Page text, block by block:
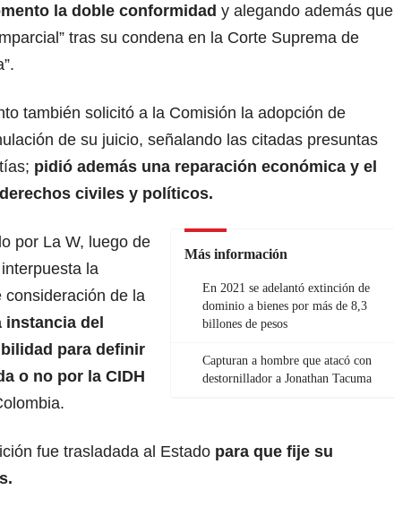
la doble conformidad y alegando además que
tras su condena en la Corte Suprema de
también solicitó a la Comisión la adopción de
de su juicio, señalando las citadas presuntas
pidió además una reparación económica y el
civiles y políticos.
Más información
En 2021 se adelantó extinción de
dominio a bienes por más de 8,3
billones de pesos
Capturan a hombre que atacó con
destornillador a Jonathan Tacuma
por La W, luego de
la
de la
instancia del
para definir
o no por la CIDH
fue trasladada al Estado para que fije su